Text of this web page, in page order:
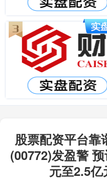
股票配资平台靠
(00772)发盈警
元至2.5